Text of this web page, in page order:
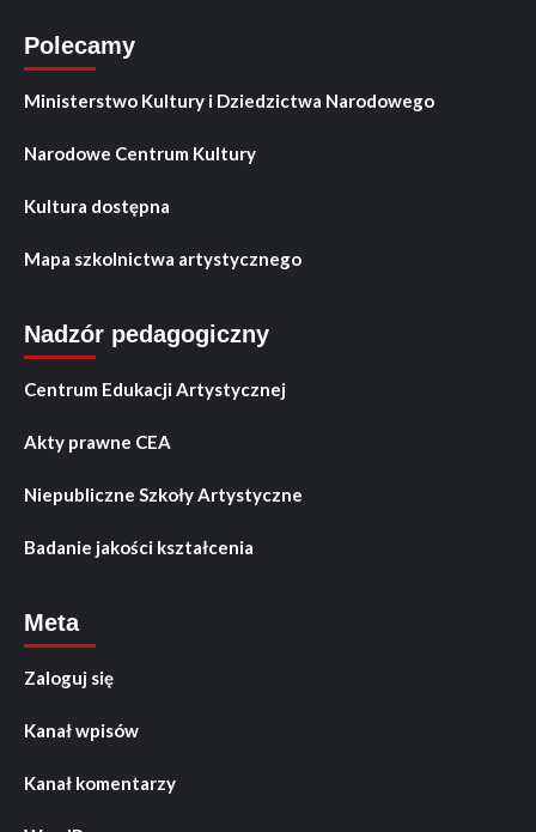
Polecamy
Ministerstwo Kultury i Dziedzictwa Narodowego
Narodowe Centrum Kultury
Kultura dostępna
Mapa szkolnictwa artystycznego
Nadzór pedagogiczny
Centrum Edukacji Artystycznej
Akty prawne CEA
Niepubliczne Szkoły Artystyczne
Badanie jakości kształcenia
Meta
Zaloguj się
Kanał wpisów
Kanał komentarzy